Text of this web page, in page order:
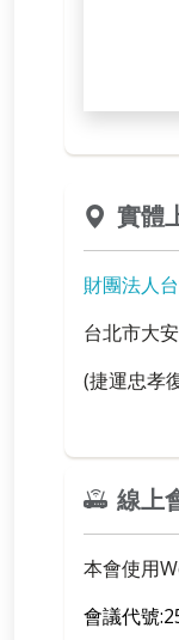
實體
財團法人
台北市大
(捷運忠孝
線上
本會使用
會議代號